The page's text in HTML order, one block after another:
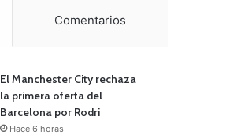
Comentarios
El Manchester City rechaza
la primera oferta del
Barcelona por Rodri
Hace 6 horas